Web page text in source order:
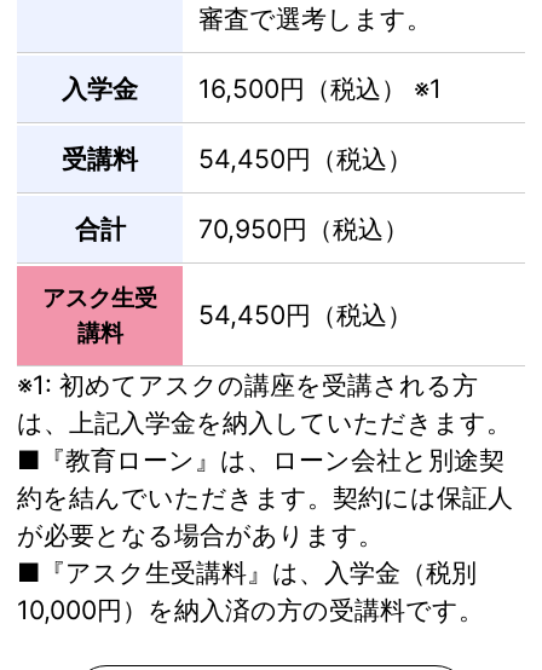
審査で選考します。
入学金 16,500円（税込） ※1
受講料 54,450円（税込）
合計 70,950円（税込）
アスク生受
講料
54,450円（税込）
※1: 初めてアスクの講座を受講される方
は、上記入学金を納入していただきます。
■『教育ローン』は、ローン会社と別途契
約を結んでいただきます。契約には保証人
が必要となる場合があります。
■『アスク生受講料』は、入学金（税別
10,000円）を納入済の方の受講料です。